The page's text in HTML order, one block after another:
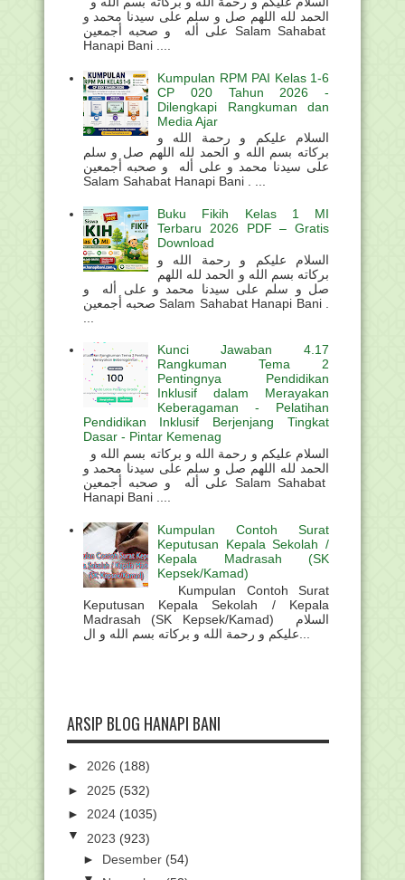
الحمد لله اللهم صل و سلم على سيدنا محمد و
على أله و صحبه أجمعين Salam Sahabat
Hanapi Bani ....
Kumpulan RPM PAI Kelas 1-6
CP 020 Tahun 2026 -
Dilengkapi Rangkuman dan
Media Ajar
السلام عليكم و رحمة الله و
بركاته بسم الله و الحمد لله اللهم صل و سلم
على سيدنا محمد و على أله و صحبه أجمعين
Salam Sahabat Hanapi Bani . ...
Buku Fikih Kelas 1 MI
Terbaru 2026 PDF – Gratis
Download
السلام عليكم و رحمة الله و
بركاته بسم الله و الحمد لله اللهم
صل و سلم على سيدنا محمد و على أله و
صحبه أجمعين Salam Sahabat Hanapi Bani .
Kunci Jawaban 4.17
Rangkuman Tema 2
Pentingnya Pendidikan
Inklusif dalam Merayakan
Keberagaman - Pelatihan
Pendidikan Inklusif Berjenjang Tingkat
Dasar - Pintar Kemenag
الحمد لله اللهم صل و سلم على سيدنا محمد و
على أله و صحبه أجمعين Salam Sahabat
Hanapi Bani ....
Kumpulan Contoh Surat
Keputusan Kepala Sekolah /
Kepala Madrasah (SK
Kepsek/Kamad)
Kumpulan Contoh Surat
Keputusan Kepala Sekolah / Kepala
Madrasah (SK Kepsek/Kamad) السلام
ARSIP BLOG HANAPI BANI
► 2026 (188)
► 2025 (532)
► 2024 (1035)
▼ 2023 (923)
► Desember (54)